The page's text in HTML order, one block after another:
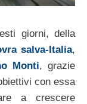
giorni, della
salva-Italia,
Monti, grazie
con essa
a crescere